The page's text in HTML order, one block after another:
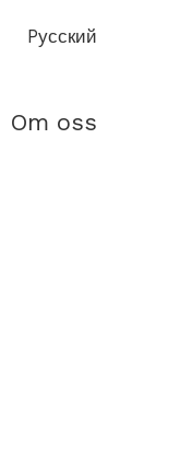
Pусский
Om oss